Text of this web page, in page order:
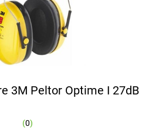
3M Peltor Optime I 27dB
(0)